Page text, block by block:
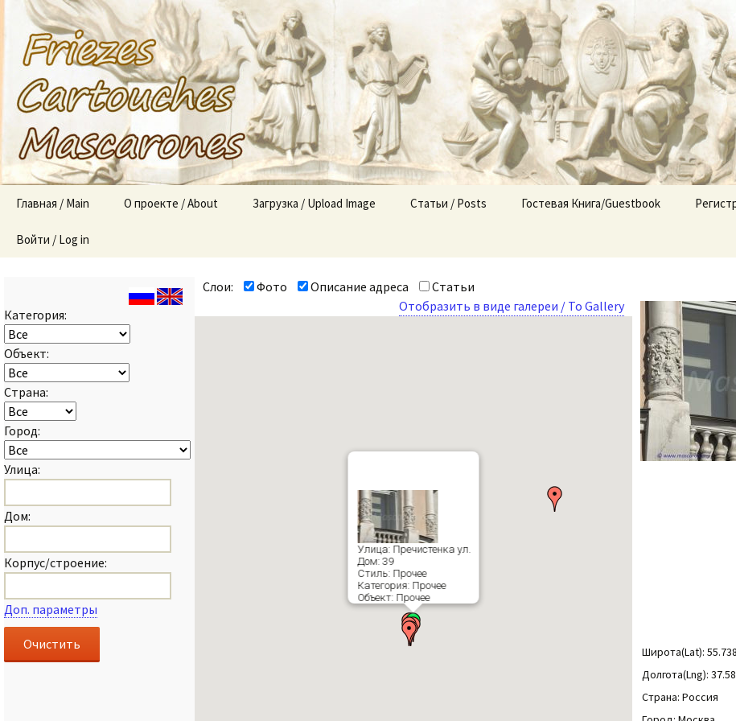
«Mascaron: Незримый
mascaron.org
Перейти
содержимому
Главная / Main О проекте / About
Правила (Rules)
Загрузка / Upload Image Статьи / Posts Гостевая Книга/Guestbook
Войти / Log in
Категория:
Объект:
Страна:
Город:
Улица:
Дом:
Корпус/строение:
Доп. параметры
Слои: Фото Описание адреса
Статьи
Отобразить в виде галереи / To Gallery
Улица: Пречистенка ул.
Дом: 39
Стиль: Прочее
Категория: Прочее
Объект: Прочее
Широта(Lat):
Долгота(Lng):
Страна: Россия